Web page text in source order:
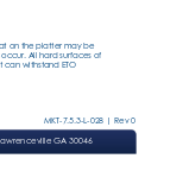
GA 30046
on the platter may be
occur. All hard surfaces of
withstand ETO
MKT-7.5.3-L-028 | Rev 0